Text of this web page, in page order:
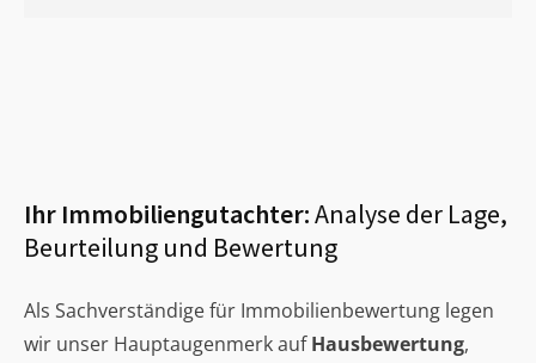
Ihr Immobiliengutachter:Analyse der Lage,
Beurteilung und Bewertung
Als Sachverständige für Immobilienbewertung legen
wir unser Hauptaugenmerk aufHausbewertung,